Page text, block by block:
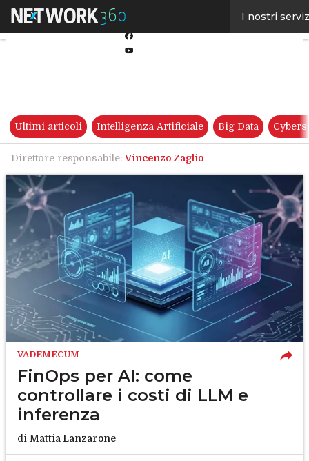
I nostri
Facebook
Ultimi articoli Intelligenza Artificiale Big Data
Direttore responsabile: Vincenzo Zaglio
VADEMECUM
FinOps per AI: come
controllare i costi di LLM e
inferenza
di Mattia Lanzarone